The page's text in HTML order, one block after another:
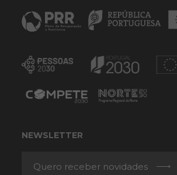
NEWSLETTER
Quero receber novidades